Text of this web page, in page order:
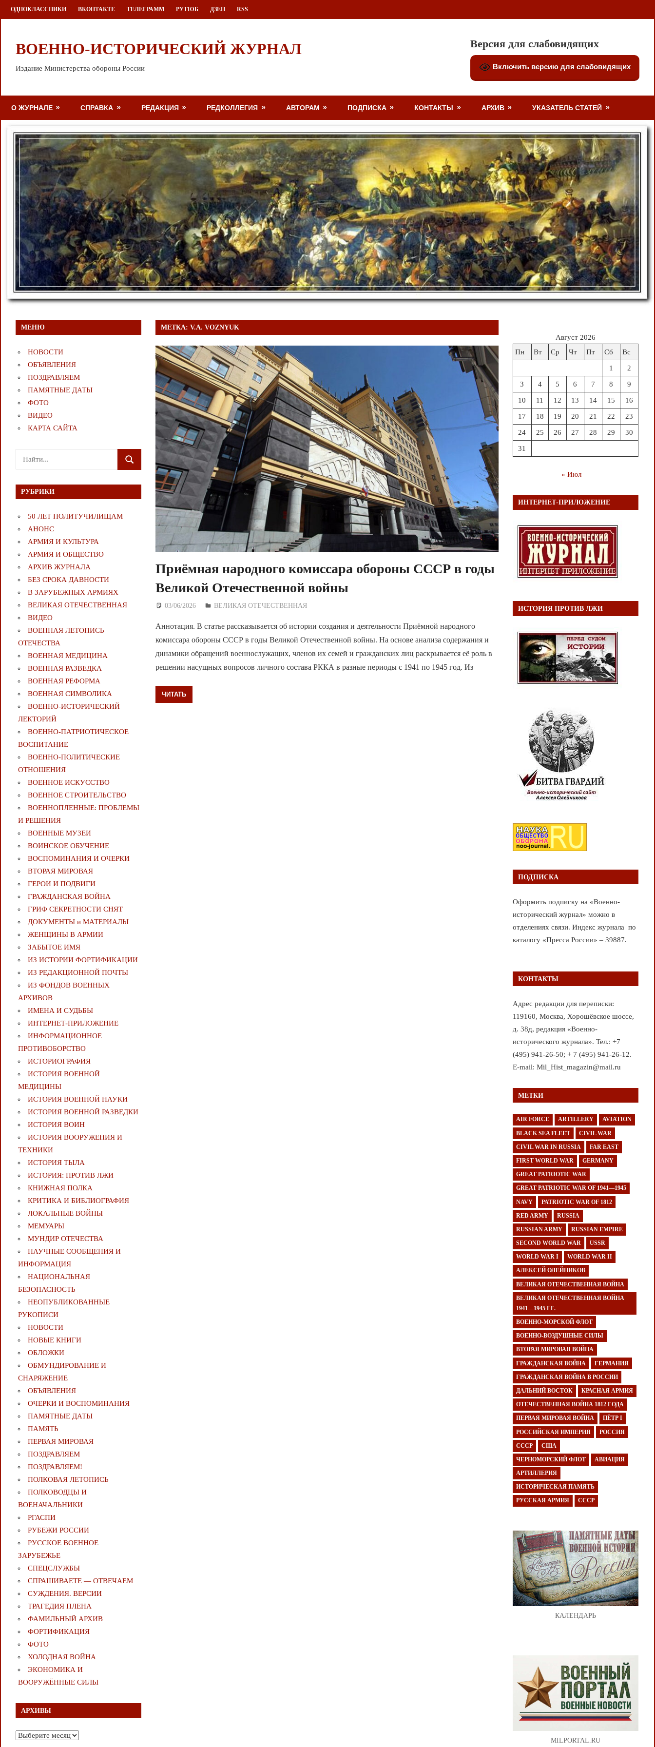
Перейти
к
ОДНОКЛАССНИКИ ВКОНТАКТЕ ТЕЛЕГРАММ РУТЮБ ДЗЕН RSS
ВОЕННО-ИСТОРИЧЕСКИЙ ЖУРНАЛ
Издание Министерства обороны России
Версия для слабовидящих
Включить версию для слабовидящих
О ЖУРНАЛЕ СПРАВКА РЕДАКЦИЯ РЕДКОЛЛЕГИЯ АВТОРАМ ПОДПИСКА КОНТАКТЫ АРХИВ УКАЗАТЕЛЬ СТАТЕЙ
МЕТКА:V.A. VOZNYUK
Приёмная народного комиссара обороны СССР в годы
Великой Отечественной войны
03/06/2026 Дежурный по Редакции
ВЕЛИКАЯ ОТЕЧЕСТВЕННАЯ
Аннотация. В статье рассказывается об истории создания и деятельности Приёмной народного
комиссара обороны СССР в годы Великой Отечественной войны. На основе анализа содержания и
динамики обращений военнослужащих, членов их семей и гражданских лиц раскрывается её роль в
решении насущных вопросов личного состава РККА в разные периоды с 1941 по 1945 год. Из
ЧИТАТЬ
МЕНЮ
НОВОСТИ
ОБЪЯВЛЕНИЯ
ПОЗДРАВЛЯЕМ
ПАМЯТНЫЕ ДАТЫ
ФОТО
ВИДЕО
КАРТА САЙТА
Поиск
для:
ПОИСК
РУБРИКИ
50 ЛЕТ ПОЛИТУЧИЛИЩАМ
АНОНС
АРМИЯ И КУЛЬТУРА
АРМИЯ И ОБЩЕСТВО
АРХИВ ЖУРНАЛА
БЕЗ СРОКА ДАВНОСТИ
В ЗАРУБЕЖНЫХ АРМИЯХ
ВЕЛИКАЯ ОТЕЧЕСТВЕННАЯ
ВИДЕО
ВОЕННАЯ ЛЕТОПИСЬ
ОТЕЧЕСТВА
ВОЕННАЯ МЕДИЦИНА
ВОЕННАЯ РАЗВЕДКА
ВОЕННАЯ РЕФОРМА
ВОЕННАЯ СИМВОЛИКА
ВОЕННО-ИСТОРИЧЕСКИЙ
ЛЕКТОРИЙ
ВОЕННО-ПАТРИОТИЧЕСКОЕ
ВОСПИТАНИЕ
ВОЕННО-ПОЛИТИЧЕСКИE
ОТНОШЕНИЯ
ВОЕННОЕ ИСКУССТВО
ВОЕННОЕ СТРОИТЕЛЬСТВО
ВОЕННОПЛЕННЫЕ: ПРОБЛЕМЫ
И РЕШЕНИЯ
ВОЕННЫЕ МУЗЕИ
ВОИНСКОЕ ОБУЧЕНИЕ
ВОСПОМИНАНИЯ И ОЧЕРКИ
ВТОРАЯ МИРОВАЯ
ГЕРОИ И ПОДВИГИ
ГРАЖДАНСКАЯ ВОЙНА
ГРИФ СЕКРЕТНОСТИ СНЯТ
ДОКУМЕНТЫ и МАТЕРИАЛЫ
ЖЕНЩИНЫ В АРМИИ
ЗАБЫТОЕ ИМЯ
ИЗ ИСТОРИИ ФОРТИФИКАЦИИ
ИЗ РЕДАКЦИОННОЙ ПОЧТЫ
ИЗ ФОНДОВ ВОЕННЫХ
АРХИВОВ
ИМЕНА И СУДЬБЫ
ИНТЕРНЕТ-ПРИЛОЖЕНИЕ
ИНФОРМАЦИОННОЕ
ПРОТИВОБОРСТВО
ИСТОРИОГРАФИЯ
ИСТОРИЯ ВОЕННОЙ
МЕДИЦИНЫ
ИСТОРИЯ ВОЕННОЙ НАУКИ
ИСТОРИЯ ВОЕННОЙ РАЗВЕДКИ
ИСТОРИЯ ВОИН
ИСТОРИЯ ВООРУЖЕНИЯ И
ТЕХНИКИ
ИСТОРИЯ ТЫЛА
ИСТОРИЯ: ПРОТИВ ЛЖИ
КНИЖНАЯ ПОЛКА
КРИТИКА И БИБЛИОГРАФИЯ
ЛОКАЛЬНЫЕ ВОЙНЫ
МЕМУАРЫ
МУНДИР ОТЕЧЕСТВА
НАУЧНЫЕ СООБЩЕНИЯ И
ИНФОРМАЦИЯ
НАЦИОНАЛЬНАЯ
БЕЗОПАСНОСТЬ
НЕОПУБЛИКОВАННЫЕ
РУКОПИСИ
НОВОСТИ
НОВЫЕ КНИГИ
ОБЛОЖКИ
ОБМУНДИРОВАНИЕ И
СНАРЯЖЕНИЕ
ОБЪЯВЛЕНИЯ
ОЧЕРКИ И ВОСПОМИНАНИЯ
ПАМЯТНЫЕ ДАТЫ
ПАМЯТЬ
ПЕРВАЯ МИРОВАЯ
ПОЗДРАВЛЯЕМ
ПОЗДРАВЛЯЕМ!
ПОЛКОВАЯ ЛЕТОПИСЬ
ПОЛКОВОДЦЫ И
ВОЕНАЧАЛЬНИКИ
РГАСПИ
РУБЕЖИ РОССИИ
РУССКОЕ ВОЕННОЕ
ЗАРУБЕЖЬЕ
СПЕЦСЛУЖБЫ
СПРАШИВАЕТЕ — ОТВЕЧАЕМ
СУЖДЕНИЯ. ВЕРСИИ
ТРАГЕДИЯ ПЛЕНА
ФАМИЛЬНЫЙ АРХИВ
ФОРТИФИКАЦИЯ
ФОТО
ХОЛОДНАЯ ВОЙНА
ЭКОНОМИКА И
ВООРУЖЁННЫЕ СИЛЫ
АРХИВЫ
Архивы
Август 2026
Пн
Вт Ср Чт Пт Сб Вс
1 2
3 4 5 6 7 8 9
10 11 12 13 14 15 16
17 18 19 20 21 22 23
24 25 26 27 28 29 30
31
« Июл
ИНТЕРНЕТ-ПРИЛОЖЕНИЕ
ИСТОРИЯ ПРОТИВ ЛЖИ
ПОДПИСКА
Оформить подписку на «Военно-
исторический журнал» можно в
отделениях связи. Индекс журнала по
каталогу «Пресса России» – 39887.
КОНТАКТЫ
Адрес редакции для переписки:
119160, Москва, Хорошёвское шоссе,
д. 38д, редакция «Военно-
исторического журнала». Тел.: +7
(495) 941-26-50; + 7 (495) 941-26-12.
E-mail: Mil_Hist_magazin@mail.ru
МЕТКИ
AIR FORCE ARTILLERY AVIATION
BLACK SEA FLEET CIVIL WAR
CIVIL WAR IN RUSSIA FAR EAST
FIRST WORLD WAR GERMANY
GREAT PATRIOTIC WAR
GREAT PATRIOTIC WAR OF 1941—1945
NAVY PATRIOTIC WAR OF 1812
RED ARMY RUSSIA
RUSSIAN ARMY RUSSIAN EMPIRE
SECOND WORLD WAR USSR
WORLD WAR I WORLD WAR II
АЛЕКСЕЙ ОЛЕЙНИКОВ
ВЕЛИКАЯ ОТЕЧЕСТВЕННАЯ ВОЙНА
ВЕЛИКАЯ ОТЕЧЕСТВЕННАЯ ВОЙНА
1941—1945 ГГ.
ВОЕННО-МОРСКОЙ ФЛОТ
ВОЕННО-ВОЗДУШНЫЕ СИЛЫ
ВТОРАЯ МИРОВАЯ ВОЙНА
ГРАЖДАНСКАЯ ВОЙНА ГЕРМАНИЯ
ГРАЖДАНСКАЯ ВОЙНА В РОССИИ
ДАЛЬНИЙ ВОСТОК КРАСНАЯ АРМИЯ
ОТЕЧЕСТВЕННАЯ ВОЙНА 1812 ГОДА
ПЕРВАЯ МИРОВАЯ ВОЙНА ПЁТР I
РОССИЙСКАЯ ИМПЕРИЯ РОССИЯ
СССР США
ЧЕРНОМОРСКИЙ ФЛОТ АВИАЦИЯ
АРТИЛЛЕРИЯ
ИСТОРИЧЕСКАЯ ПАМЯТЬ
РУССКАЯ АРМИЯ СССР
КАЛЕНДАРЬ
MILPORTAL.RU